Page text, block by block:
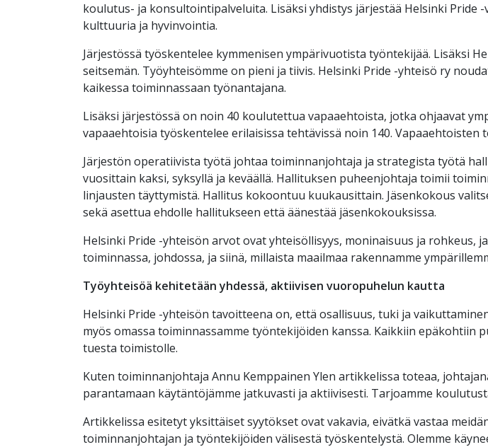
koulutus- ja konsultointipalveluita. Lisäksi yhdistys järjestää Helsinki Pride
kulttuuria ja hyvinvointia.
Järjestössä työskentelee kymmenisen ympärivuotista työntekijää. Lisäksi
seitsemän. Työyhteisömme on pieni ja tiivis. Helsinki Pride -yhteisö ry
kaikessa toiminnassaan työnantajana.
Lisäksi järjestössä on noin 40 koulutettua vapaaehtoista, jotka ohjaavat
vapaaehtoisia työskentelee erilaisissa tehtävissä noin 140.
Järjestön operatiivista työtä johtaa toiminnanjohtaja ja strategista työtä
vuosittain kaksi, syksyllä ja keväällä. Hallituksen puheenjohtaja toimii
linjausten täyttymistä. Hallitus kokoontuu kuukausittain. Jäsenkokous
sekä asettua ehdolle hallitukseen että äänestää jäsenkokouksissa.
Helsinki Pride -yhteisön arvot ovat yhteisöllisyys, moninaisuus ja rohkeus,
toiminnassa, johdossa, ja siinä, millaista maailmaa rakennamme
Työyhteisöä kehitetään yhdessä, aktiivisen vuoropuhelun kautta
Helsinki Pride -yhteisön tavoitteena on, että osallisuus, tuki ja
myös omassa toiminnassamme työntekijöiden kanssa. Kaikkiin
tuesta toimistolle.
Kuten toiminnanjohtaja Annu Kemppainen Ylen artikkelissa toteaa,
parantamaan käytäntöjämme jatkuvasti ja aktiivisesti. Tarjoamme
Artikkelissa esitetyt yksittäiset syytökset ovat vakavia, eivätkä vastaa
toiminnanjohtajan ja työntekijöiden välisestä työskentelystä. Olemme